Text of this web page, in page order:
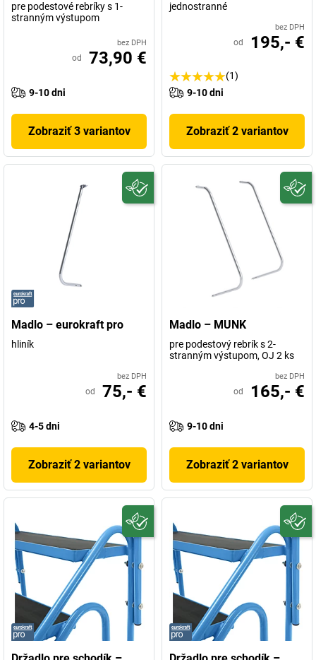
pre podestové rebríky s 1-
stranným výstupom
bez DPH
od 73,90 €
9-10 dni
Zobraziť 3 variantov
jednostranné
bez DPH
od 195,- €
(1)
9-10 dni
Zobraziť 2 variantov
Madlo – eurokraft pro
hliník
bez DPH
od 75,- €
4-5 dni
Zobraziť 2 variantov
Madlo – MUNK
pre podestový rebrík s 2-
stranným výstupom, OJ 2 ks
bez DPH
od 165,- €
9-10 dni
Zobraziť 2 variantov